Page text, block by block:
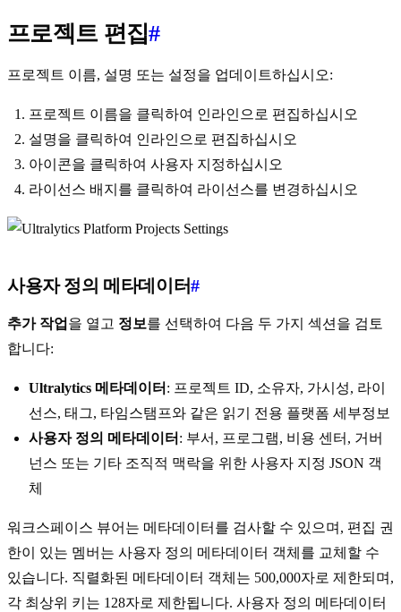
프로젝트 편집#
프로젝트 이름, 설명 또는 설정을 업데이트하십시오:
프로젝트 이름을 클릭하여 인라인으로 편집하십시오
설명을 클릭하여 인라인으로 편집하십시오
아이콘을 클릭하여 사용자 지정하십시오
라이선스 배지를 클릭하여 라이선스를 변경하십시오
사용자 정의 메타데이터#
추가 작업 을 열고 정보를 선택하여 다음 두 가지 섹션을 검토
합니다:
Ultralytics 메타데이터 : 프로젝트 ID, 소유자, 가시성, 라이
선스, 태그, 타임스탬프와 같은 읽기 전용 플랫폼 세부정보
사용자 정의 메타데이터 : 부서, 프로그램, 비용 센터, 거버
넌스 또는 기타 조직적 맥락을 위한 사용자 지정 JSON 객
체
워크스페이스 뷰어는 메타데이터를 검사할 수 있으며, 편집 권
한이 있는 멤버는 사용자 정의 메타데이터 객체를 교체할 수
있습니다. 직렬화된 메타데이터 객체는 500,000자로 제한되며,
각 최상위 키는 128자로 제한됩니다. 사용자 정의 메타데이터